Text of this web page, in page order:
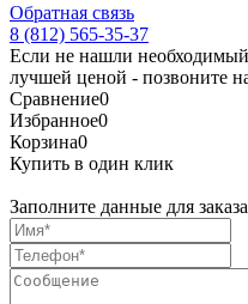
Обратная связь
8 (812) 565-35-37
Если не нашли
лучшей ценой - позвоните
Сравнение0
Избранное0
Корзина0
Купить в один клик
Заполните данные для заказа